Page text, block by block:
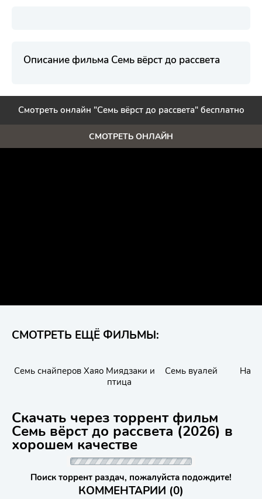
Описание фильма Семь вёрст до рассвета
Смотреть онлайн "Семь вёрст до рассвета" бесплатно
СМОТРЕТЬ ОНЛАЙН
СМОТРЕТЬ ЕЩЁ ФИЛЬМЫ:
Семь снайперов Хаяо Миядзаки и
птица
Семь вуалей
Скачать через торрент фильм
Семь вёрст до рассвета (2026) в
хорошем качестве
Поиск торрент раздач, пожалуйста подождите!
КОММЕНТАРИИ (0)